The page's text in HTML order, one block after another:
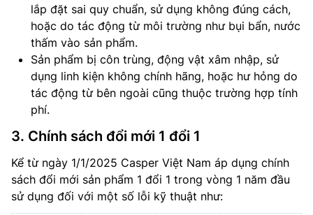
lắp đặt sai quy chuẩn, sử dụng không đúng cách,
hoặc do tác động từ môi trường như bụi bẩn, nước
thấm vào sản phẩm.
Sản phẩm bị côn trùng, động vật xâm nhập, sử
dụng linh kiện không chính hãng, hoặc hư hỏng do
tác động từ bên ngoài cũng thuộc trường hợp tính
phí.
3. Chính sách đổi mới 1 đổi 1
Kể từ ngày 1/1/2025 Casper Việt Nam áp dụng chính
sách đổi mới sản phẩm 1 đổi 1 trong vòng 1 năm đầu
sử dụng đối với một số lỗi kỹ thuật như: